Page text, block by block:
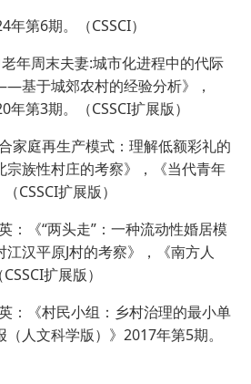
第6期。（CSSCI）
年周末夫妻:城市化进程中的代际
基于城郊农村的经验分析》，
年第3期。（CSSCI扩展版）
家庭再生产模式：理解低额彩礼的
族性村庄的考察》，《当代青年
CSSCI扩展版）
：《“两头走”：一种流动性婚居模
汉平原J村的考察》，《南方人
扩展版）
：《村民小组：乡村治理的最小单
人文科学版）》2017年第5期。